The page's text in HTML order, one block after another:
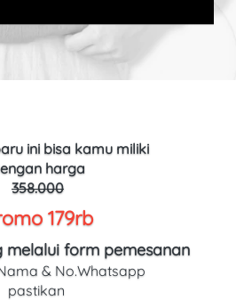
ini bisa kamu miliki
harga
358.000
179rb
melalui form pemesanan
& No.Whatsapp
pastikan